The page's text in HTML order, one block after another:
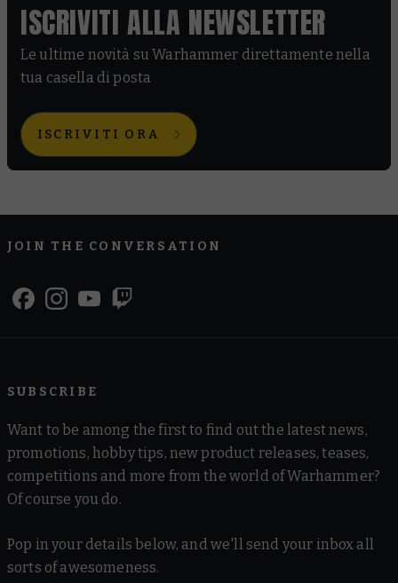
ISCRIVITI ALLA NEWSLETTER
Le ultime novità su Warhammer direttamente nella
tua casella di posta
ISCRIVITI ORA
JOIN THE CONVERSATION
SUBSCRIBE
Want to be among the first to find out the latest news,
promotions, hobby tips, new product releases, teases,
competitions and more from the world of Warhammer?
Of course you do.
Pop in your details below, and we'll send your inbox all
sorts of awesomeness.